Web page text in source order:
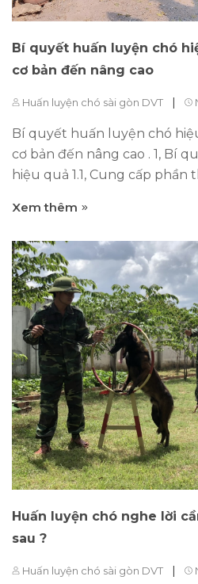
Bí quyết huấn luyện chó
cơ bản đến nâng cao
Huấn luyện chó sài gòn DVT |
Bí quyết huấn luyện chó
cơ bản đến nâng cao . 1, Bí quyết huấn luyện chó
hiệu quả 1.1, Cung cấp phần
Áp dụng phương pháp tích
các lệnh cơ bản 2.2, Thực
3, Những phương pháp đào
dụng lệnh giọng nói và sự
huấn luyện hàng ngày 4, Kỹ
poodle một cách hiệu quả
giữ vệ sinh cho bộ lông 4.2,
tinh thần của chó luôn được
của việc thiết lập quy tắc
chó 5.1, Giúp chó hiểu rõ về
Tạo ra môi...
Xem thêm
Huấn luyện chó nghe lời
sau ?
Huấn luyện chó sài gòn DVT |